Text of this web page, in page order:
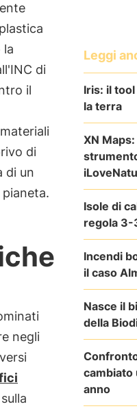
la
di
il
di
di un
negli
Leggi
Iris: il
la terra
XN
Isole di
regola
Incendi
il caso
Nasce il
della
cambiato
anno